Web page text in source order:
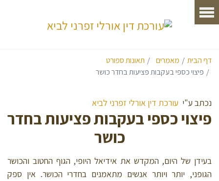
דף הבית מאמרים
תאונות ספורט
פיצוי כספי בעקבות פציעות בחדר כושר
נכתב ע"י עורכת דין אורלי זפרני לביא
פיצוי כספי בעקבות פציעות בחדר
כושר
בעידן של היום, המקדש את אידיאל היופי, הגוף החטוב והכושר
הגופני, יותר ויותר אנשים מתאמנים בחדרי הכושר. אין ספק